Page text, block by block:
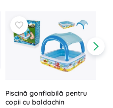
Piscină gonflabilă pentru
copii cu baldachin